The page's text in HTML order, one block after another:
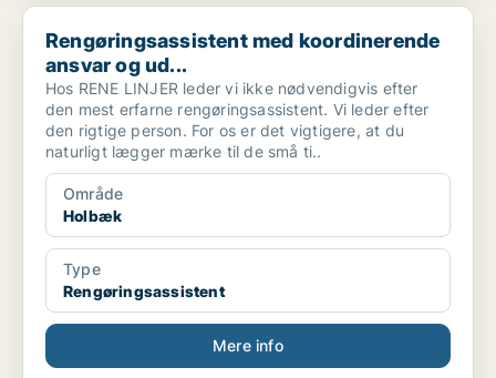
Rengøringsassistent med koordinerende ansvar og ud...
Rengøringsassistent med koordinerende
ansvar og ud...
Hos RENE LINJER leder vi ikke nødvendigvis efter
den mest erfarne rengøringsassistent. Vi leder efter
den rigtige person. For os er det vigtigere, at du
naturligt lægger mærke til de små ti..
Område
Holbæk
Type
Rengøringsassistent
Mere info